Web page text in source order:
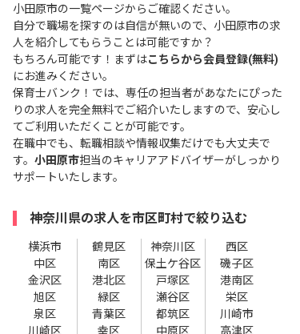
小田原市の一覧ページからご確認ください。
自分で職場を探すのは自信が無いので、小田原市の求
人を紹介してもらうことは可能ですか？
もちろん可能です！まずはこちらから会員登録(無料)
にお進みください。
保育士バンク！では、専任の担当者があなたにぴった
りの求人を完全無料でご紹介いたしますので、安心し
てご利用いただくことが可能です。
在職中でも、転職相談や情報収集だけでも大丈夫で
す。 小田原市担当のキャリアアドバイザーがしっかり
サポートいたします。
神奈川県の求人を市区町村で絞り込む
横浜市 鶴見区 神奈川区
西区
中区
南区 保土ケ谷区
磯子区
金沢区
港北区 戸塚区
港南区
旭区
緑区 瀬谷区
栄区
泉区
青葉区 都筑区
川崎市
川崎区
幸区 中原区
高津区